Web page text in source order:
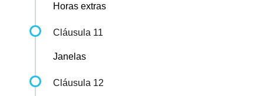
Horas extras
Cláusula 11
Janelas
Cláusula 12